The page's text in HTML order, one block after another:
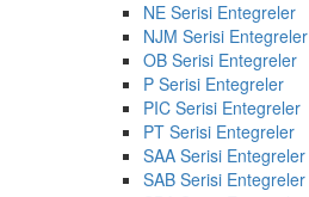
NE Serisi Entegreler
NJM Serisi Entegreler
OB Serisi Entegreler
P Serisi Entegreler
PIC Serisi Entegreler
PT Serisi Entegreler
SAA Serisi Entegreler
SAB Serisi Entegreler